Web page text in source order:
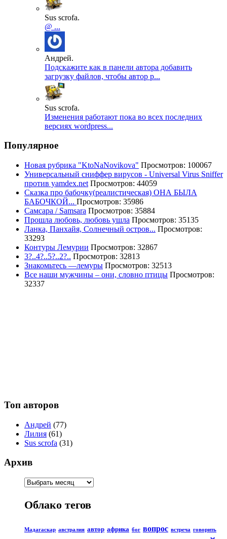
Sus scrofa.
@ ...
Андрей.
Подскажите как в панели автора добавить
загрузку файлов, чтобы автор р...
Sus scrofa.
Изменения работают пока во всех последних
версиях wordpress...
Популярное
Новая рубрика "KtoNaNovikova" Просмотров: 100067
Универсальный сниффер вирусов - Universal Virus Sniffer
против yamdex.net Просмотров: 44059
Сказка про бабочку(реалистическая) ОНА БЫЛА
БАБОЧКОЙ... Просмотров: 35986
Самсара / Samsara Просмотров: 35884
Прошла любовь, любовь ушла Просмотров: 35135
Ланка, Панхайя, Солнечный остров... Просмотров:
33293
Контуры Лемурии Просмотров: 32867
3?..4?..5?..2?.. Просмотров: 32813
Знакомьтесь —лемуры Просмотров: 32513
Все наши мужчины – они, словно птицы Просмотров:
32337
Топ авторов
Андрей (77)
Лилия (61)
Sus scrofa (31)
Архив
Облако тегов
Мадагаскар австралия автор африка бог вопрос встреча говорить